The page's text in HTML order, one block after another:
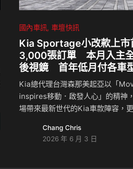
國內車訊 車壇快訊
Kia Sportage小改款上市
3,000張訂單 本月入主
後視鏡 首年低月付各車
Kia總代理台灣森那美起亞以「
inspires移動．啟發人心」的精神
場帶來最新世代的Kia車款陣容，
new Sportage，全新導入油電動
市場熱烈迴響，上市首月即熱銷
Chang Chris
2026 年 6 月 3 日